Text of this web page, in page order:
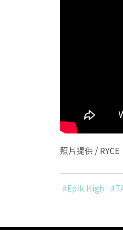
照片提供 / RYCE
#Epik High